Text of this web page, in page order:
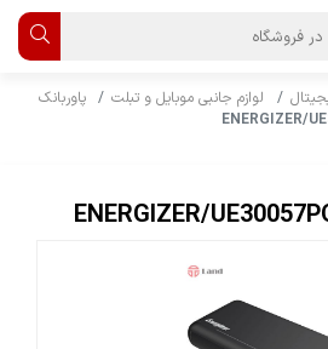
لوازم جانبی موبایل و تبلت
پاوربانک